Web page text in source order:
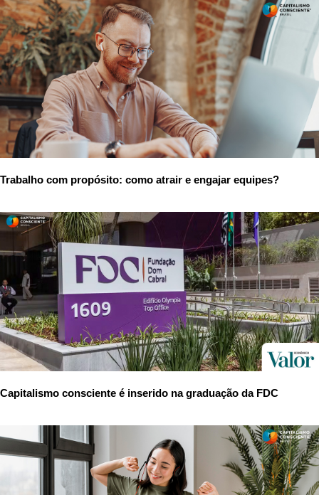
Trabalho com propósito: como atrair e engajar equipes?
Capitalismo consciente é inserido na graduação da FDC